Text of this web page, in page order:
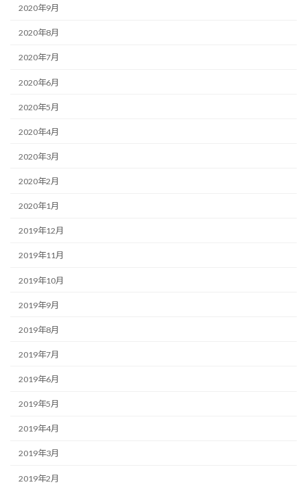
2020年9月
2020年8月
2020年7月
2020年6月
2020年5月
2020年4月
2020年3月
2020年2月
2020年1月
2019年12月
2019年11月
2019年10月
2019年9月
2019年8月
2019年7月
2019年6月
2019年5月
2019年4月
2019年3月
2019年2月